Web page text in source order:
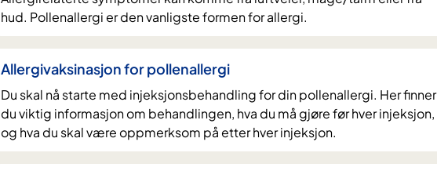
hud. Pollenallergi er den vanligste formen for allergi.
Allergivaksinasjon for pollenallergi
Du skal nå starte med injeksjonsbehandling for din pollenallergi. Her finner
du viktig informasjon om behandlingen, hva du må gjøre før hver injeksjon,
og hva du skal være oppmerksom på etter hver injeksjon.